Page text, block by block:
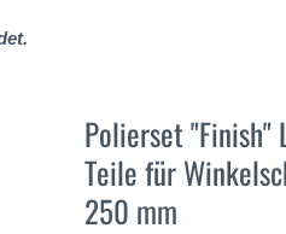
Polierset
Teile für
250 mm